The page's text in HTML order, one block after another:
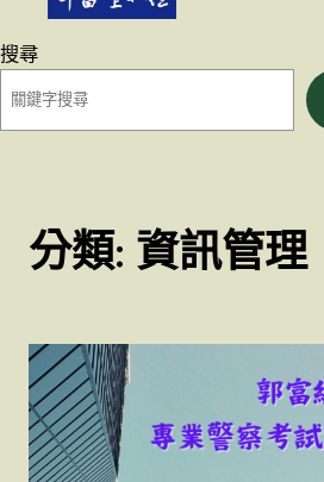
搜尋
分類: 資訊管理